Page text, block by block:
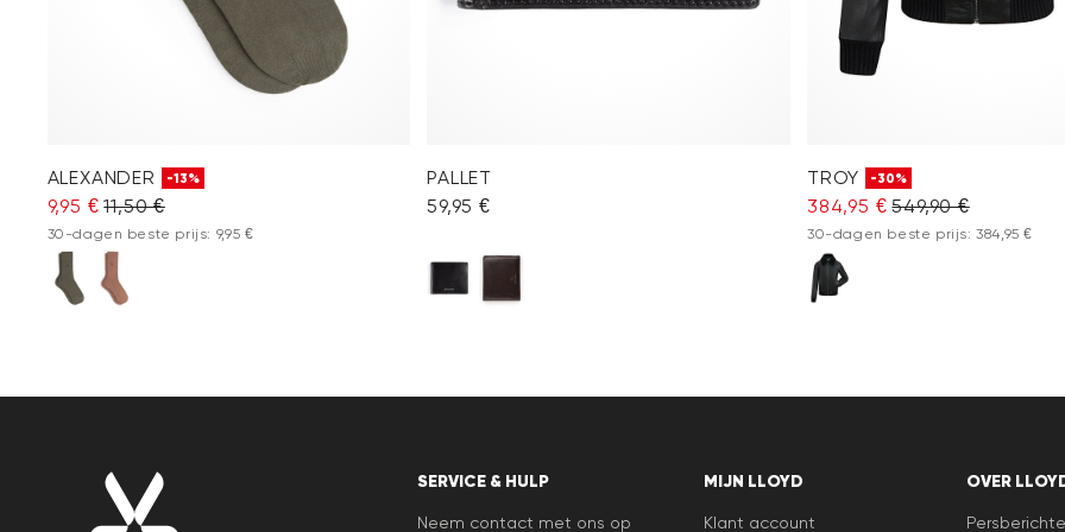
ALEXANDER -13%
9,95 € 11,50 €
30-dagen beste prijs: 9,95 €
PALLET
59,95 €
TROY -30%
384,95 € 549,90 €
30-dagen beste prijs: 384,95 €
SERVICE & HULP
Neem contact met ons op
MIJN LLOYD
Klant account
OVER